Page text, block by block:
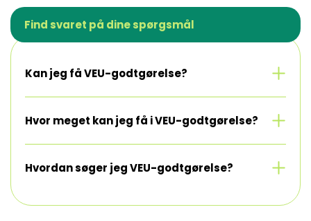
Find svaret på dine spørgsmål
Kan jeg få VEU-godtgørelse? Se mere
Hvor meget kan jeg få i VEU-godtgørelse? Se mere
Hvordan søger jeg VEU-godtgørelse? Se mere